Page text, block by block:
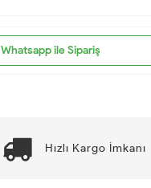
Whatsapp ile Sipariş
Hızlı Kargo İmkanı